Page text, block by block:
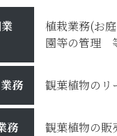
植栽業務(お
園等の管理
務 観葉植物のリ
務 観葉植物の販